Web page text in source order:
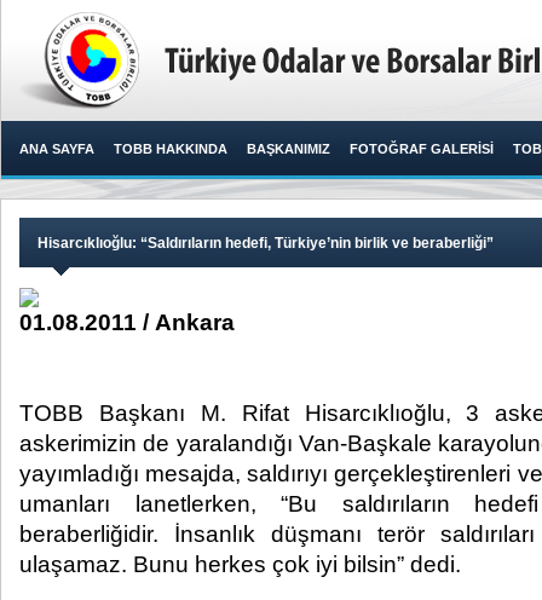
ANA SAYFA TOBB HAKKINDA BAŞKANIMIZ FOTOĞRAF GALERİSİ
Hisarcıklıoğlu: “Saldırıların hedefi, Türkiye’nin birlik ve beraberliği”
01.08.2011 / Ankara
TOBB Başkanı M. Rifat Hisarcıklıoğlu, 3
askerimizin de yaralandığı Van-Başkale
yayımladığı mesajda, saldırıyı gerçekleştirenleri
umanları lanetlerken, “Bu saldırıların
beraberliğidir. İnsanlık düşmanı terör
ulaşamaz. Bunu herkes çok iyi bilsin” dedi.​ ​